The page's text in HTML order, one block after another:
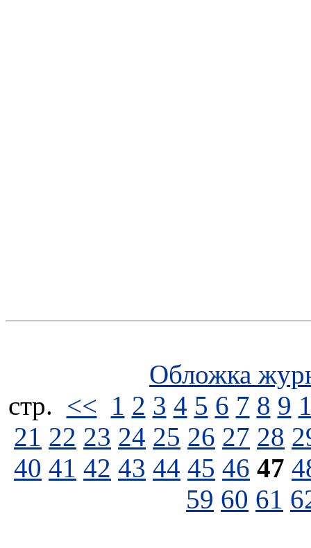
Обложка
стp. << 1 2 3 4 5 6 7 8 9
21 22 23 24 25 26 27 28
40 41 42 43 44 45 46 47
59 60 61